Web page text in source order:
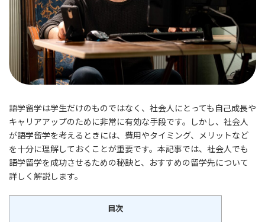
語学留学は学生だけのものではなく、社会人にとっても自己成長や
キャリアアップのために非常に有効な手段です。しかし、社会人
が語学留学を考えるときには、費用やタイミング、メリットなど
を十分に理解しておくことが重要です。本記事では、社会人でも
語学留学を成功させるための秘訣と、おすすめの留学先について
詳しく解説します。
目次